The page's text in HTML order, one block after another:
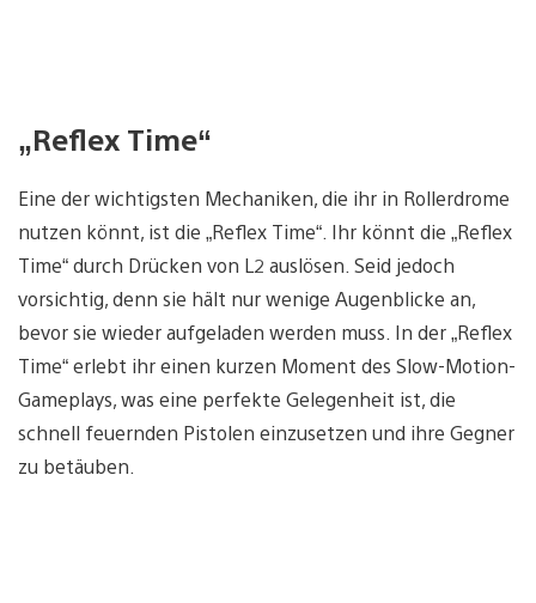
„Reflex Time“
Eine der wichtigsten Mechaniken, die ihr in Rollerdrome
nutzen könnt, ist die „Reflex Time“. Ihr könnt die „Reflex
Time“ durch Drücken von L2 auslösen. Seid jedoch
vorsichtig, denn sie hält nur wenige Augenblicke an,
bevor sie wieder aufgeladen werden muss. In der „Reflex
Time“ erlebt ihr einen kurzen Moment des Slow-Motion-
Gameplays, was eine perfekte Gelegenheit ist, die
schnell feuernden Pistolen einzusetzen und ihre Gegner
zu betäuben.